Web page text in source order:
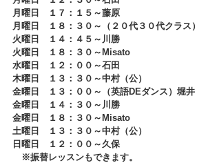
月曜日 １７：１５～藤原
月曜日 １８：３０～（２０代３０代クラス
火曜日 １４：４５～川勝
火曜日 １８：３０～Misato
水曜日 １２：００～石田
木曜日 １３：３０～中村（公）
金曜日 １３：００～（英語DEダンス）堀井
金曜日 １４：３０～川勝
金曜日 １８：３０～Misato
土曜日 １３：３０～中村（公）
日曜日 １２：００～久保
※振替レッスンもできます。